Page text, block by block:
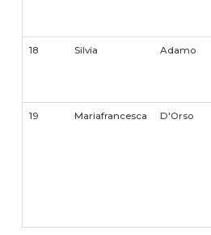
18 Silvia Adamo
19 Mariafrancesca D'Orso